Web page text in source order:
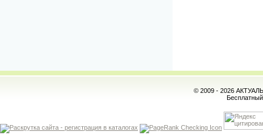
© 2009 - 2026